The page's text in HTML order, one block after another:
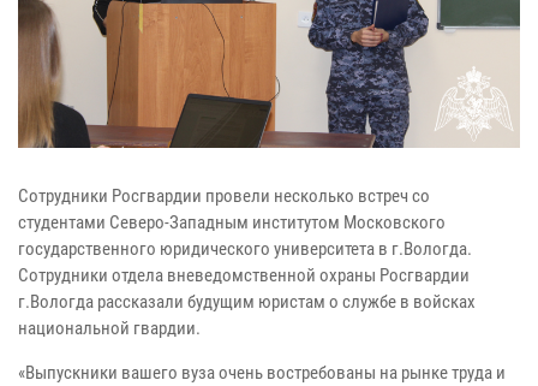
Сотрудники Росгвардии провели несколько встреч со
студентами Северо-Западным институтом Московского
государственного юридического университета в г.Вологда.
Сотрудники отдела вневедомственной охраны Росгвардии
г.Вологда рассказали будущим юристам о службе в войсках
национальной гвардии.
«Выпускники вашего вуза очень востребованы на рынке труда и